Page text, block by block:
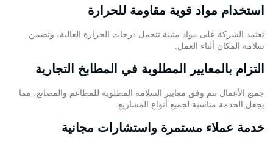
استخدام مواد قوية مقاومة للحرارة
تعتمد الشركة على مواد متينة تتحمل درجات الحرارة العالية، وتضمن
سلامة المكان أثناء العمل.
التزام بالمعايير المطلوبة في المطابخ التجارية
جميع الأعمال تتم وفق معايير السلامة المطلوبة للمطاعم والمصانع، مما
يجعل الخدمة مناسبة لجميع أنواع المشاريع.
خدمة عملاء مستمرة واستشارات مجانية